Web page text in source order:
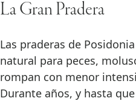
La Gran Pradera
Las praderas de
natural para peces,
rompan con menor
Durante años, y hasta